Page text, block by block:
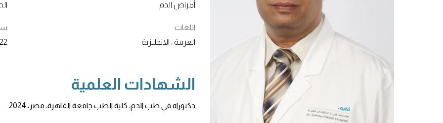
أمراض الدم
اللغات
العربية ، الانجليزية
22+
الشهادات العلمية
دكتوراه في طب الدم، كلية الطب جامعة القاهرة، مصر، 2024.